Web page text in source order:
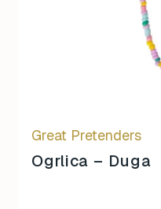
Great Pretenders
Ogrlica – Duga